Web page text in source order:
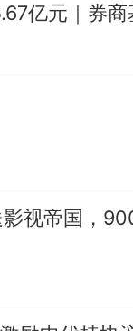
亿元｜券商
视帝国，